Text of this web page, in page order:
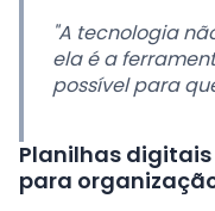
"A tecnologia
ela é a
possível para
Planilhas
para